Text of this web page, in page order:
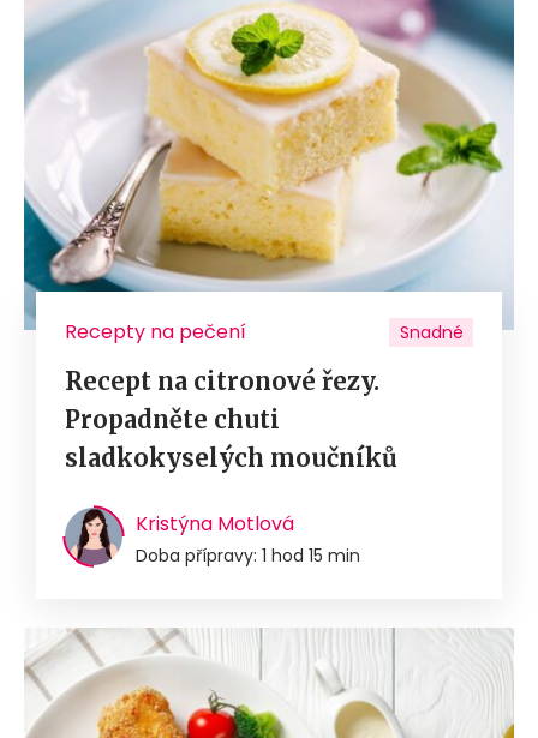
Recepty na pečení Snadné
Recept na citronové řezy.
Propadněte chuti
sladkokyselých moučníků
Kristýna Motlová
Doba přípravy: 1 hod 15 min